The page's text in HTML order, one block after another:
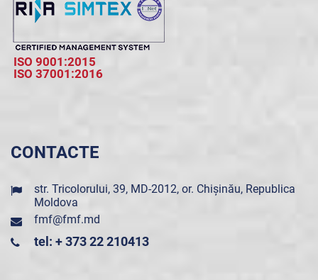
ISO 9001:2015
ISO 37001:2016
CONTACTE
str. Tricolorului, 39, MD-2012, or. Chișinău, Republica
Moldova
fmf@fmf.md
tel: + 373 22 210413